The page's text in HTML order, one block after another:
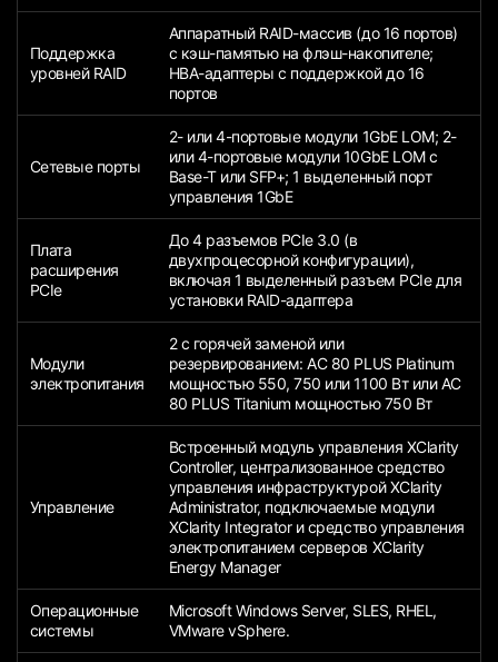
Поддержка
уровней RAID
Аппаратный RAID-массив (до 16 портов)
с кэш-памятью на флэш-накопителе;
HBA-адаптеры с поддержкой до 16
портов
Сетевые порты
2- или 4-портовые модули 1GbE LOM; 2-
или 4-портовые модули 10GbE LOM с
Base-T или SFP+; 1 выделенный порт
управления 1GbE
Плата
расширения
PCIe
До 4 разъемов PCIe 3.0 (в
двухпроцесорной конфигурации),
включая 1 выделенный разъем PCIe для
установки RAID-адаптера
Модули
электропитания
2 с горячей заменой или
резервированием: AC 80 PLUS Platinum
мощностью 550, 750 или 1100 Вт или AC
80 PLUS Titanium мощностью 750 Вт
Управление
Встроенный модуль управления XClarity
Controller, централизованное средство
управления инфраструктурой XClarity
Administrator, подключаемые модули
XClarity Integrator и средство управления
электропитанием серверов XClarity
Energy Manager
Операционные
системы
Microsoft Windows Server, SLES, RHEL,
VMware vSphere.